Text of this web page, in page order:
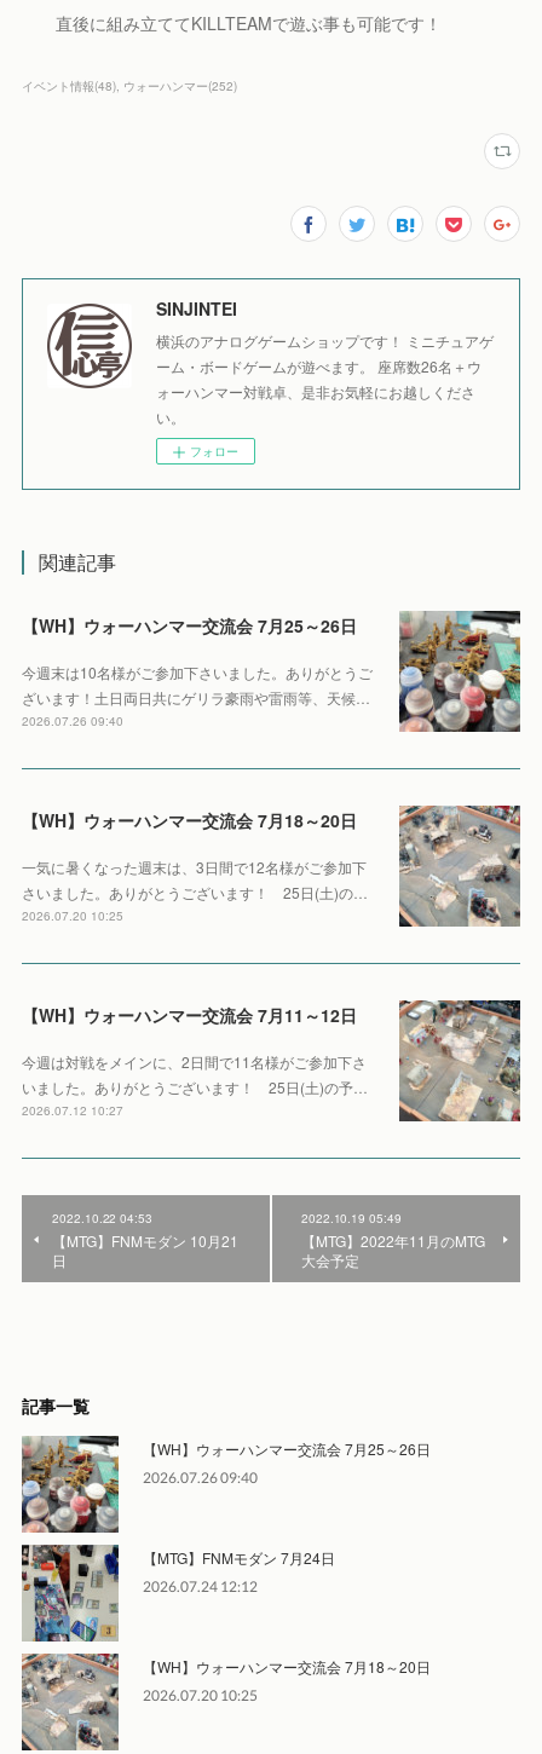
直後に組み立ててKILLTEAMで遊ぶ事も可能です！
イベント情報(48) ウォーハンマー(252)
SINJINTEI
横浜のアナログゲームショップです！ ミニチュアゲ
ーム・ボードゲームが遊べます。 座席数26名＋ウ
ォーハンマー対戦卓、是非お気軽にお越しくださ
い。
フォロー
関連記事
【WH】ウォーハンマー交流会 7月25～26日
今週末は10名様がご参加下さいました。ありがとうご
ざいます！土日両日共にゲリラ豪雨や雷雨等、天候…
2026.07.26 09:40
【WH】ウォーハンマー交流会 7月18～20日
一気に暑くなった週末は、3日間で12名様がご参加下
さいました。ありがとうございます！ 25日(土)の…
2026.07.20 10:25
【WH】ウォーハンマー交流会 7月11～12日
今週は対戦をメインに、2日間で11名様がご参加下さ
いました。ありがとうございます！ 25日(土)の予…
2026.07.12 10:27
2022.10.22 04:53
【MTG】FNMモダン 10月21
日
2022.10.19 05:49
【MTG】2022年11月のMTG
大会予定
記事一覧
【WH】ウォーハンマー交流会 7月25～26日
2026.07.26 09:40
【MTG】FNMモダン 7月24日
2026.07.24 12:12
【WH】ウォーハンマー交流会 7月18～20日
2026.07.20 10:25